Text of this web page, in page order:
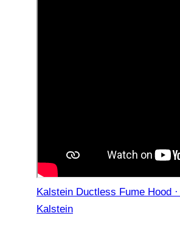
Kalstein Ductless Fume Hood ·
Kalstein